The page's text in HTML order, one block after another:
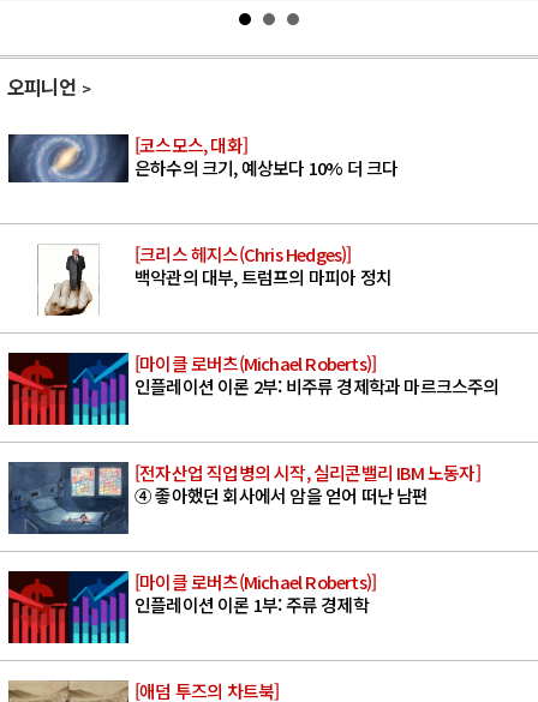
오피니언
[코스모스, 대화]
은하수의 크기, 예상보다 10% 더 크다
[크리스 헤지스(Chris Hedges)]
백악관의 대부, 트럼프의 마피아 정치
[마이클 로버츠(Michael Roberts)]
인플레이션 이론 2부: 비주류 경제학과 마르크스주의
[전자산업 직업병의 시작, 실리콘밸리 IBM 노동자]
④ 좋아했던 회사에서 암을 얻어 떠난 남편
[마이클 로버츠(Michael Roberts)]
인플레이션 이론 1부: 주류 경제학
[애덤 투즈의 차트북]